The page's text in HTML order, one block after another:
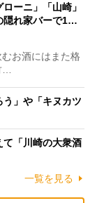
ーニ」「山崎」
隠れ家バーで1…
お酒にはまた格
う」や「キヌカツ
て「川崎の大衆酒
一覧を見る